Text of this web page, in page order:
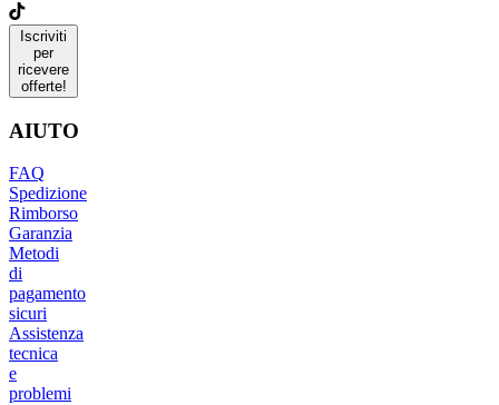
Iscriviti
per
ricevere
offerte!
AIUTO
FAQ
Spedizione
Rimborso
Garanzia
Metodi
di
pagamento
sicuri
Assistenza
tecnica
e
problemi